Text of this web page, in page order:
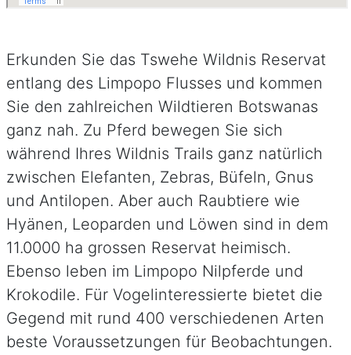
Erkunden Sie das Tswehe Wildnis Reservat
entlang des Limpopo Flusses und kommen
Sie den zahlreichen Wildtieren Botswanas
ganz nah. Zu Pferd bewegen Sie sich
während Ihres Wildnis Trails ganz natürlich
zwischen Elefanten, Zebras, Büfeln, Gnus
und Antilopen. Aber auch Raubtiere wie
Hyänen, Leoparden und Löwen sind in dem
11.0000 ha grossen Reservat heimisch.
Ebenso leben im Limpopo Nilpferde und
Krokodile. Für Vogelinteressierte bietet die
Gegend mit rund 400 verschiedenen Arten
beste Voraussetzungen für Beobachtungen.